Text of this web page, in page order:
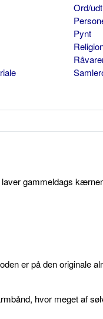
Ord/
Pynt
laver gammeldags
er på den originale
hvor meget af